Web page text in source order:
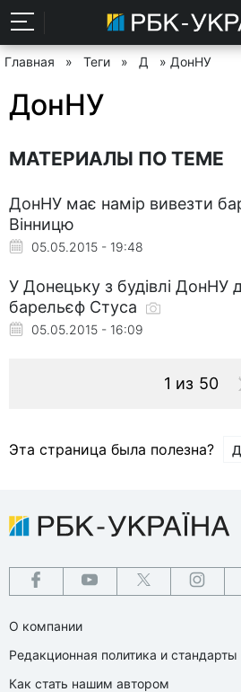
Главная » Теги » Д » ДонНУ
ДонНУ
МАТЕРИАЛЫ ПО ТЕМЕ
ДонНУ має намір вивезти
Вінницю
05.05.2015 - 19:48
У Донецьку з будівлі ДонНУ
барельєф Стуса
05.05.2015 - 16:09
1 из 50
Эта страница была полезна?
О компании
Редакционная политика и стандарты
Как стать нашим автором